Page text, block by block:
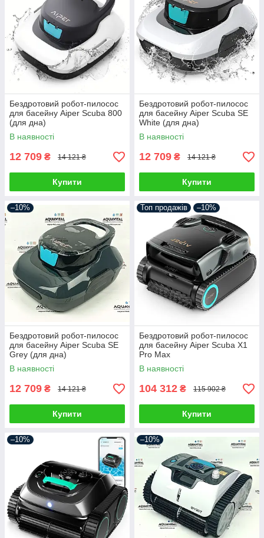
Бездротовий робот-пилосос
для басейну Aiper Scuba 800
(для дна)
В наявності
12 709 ₴ 14 121 ₴
Купити
Бездротовий робот-пилосос
для басейну Aiper Scuba SE
White (для дна)
В наявності
12 709 ₴ 14 121 ₴
Купити
–10%
Бездротовий робот-пилосос
для басейну Aiper Scuba SE
Grey (для дна)
В наявності
12 709 ₴ 14 121 ₴
Купити
Топ продажів –10%
Бездротовий робот-пилосос
для басейну Aiper Scuba X1
Pro Max
В наявності
104 312 ₴ 115 902 ₴
Купити
–10% –10%